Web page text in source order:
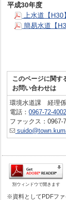
平成30年度
上水道【
簡易水道【
このページに関す
お問い合わせは
環境水道課 経理係
電話：0967-72-4002
ファックス：0967-
別ウィンドウで開きます
※資料としてPDFファ